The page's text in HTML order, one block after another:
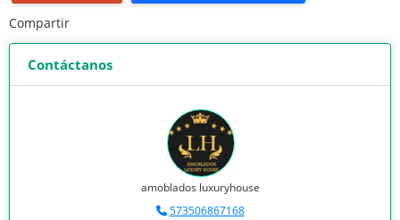
Compartir
Contáctanos
amoblados luxuryhouse
573506867168